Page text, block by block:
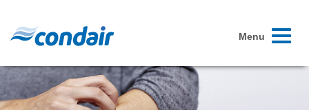
Toggle
Menu